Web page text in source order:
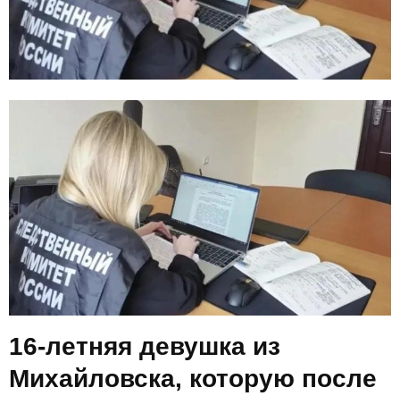
U
16-летняя девушка из
Михайловска, которую после